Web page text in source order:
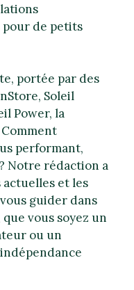
de petits
portée par des
Soleil
Power, la
performant,
Notre rédaction a
actuelles et les
guider dans
vous soyez un
ou un